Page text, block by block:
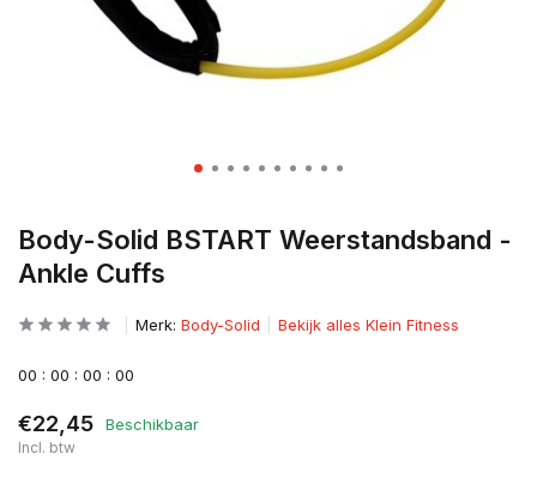
Body-Solid BSTART Weerstandsband -
Ankle Cuffs
Merk: Body-Solid Bekijk alles Klein Fitness
00 : 00 : 00 : 00
€22,45 Beschikbaar
Incl. btw